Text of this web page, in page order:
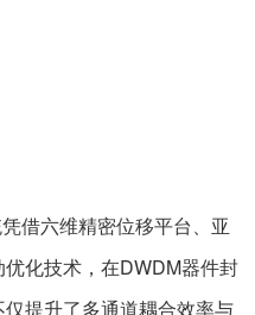
六维精密位移平台、亚
化技术，在DWDM器件封
提升了多通道耦合效率与